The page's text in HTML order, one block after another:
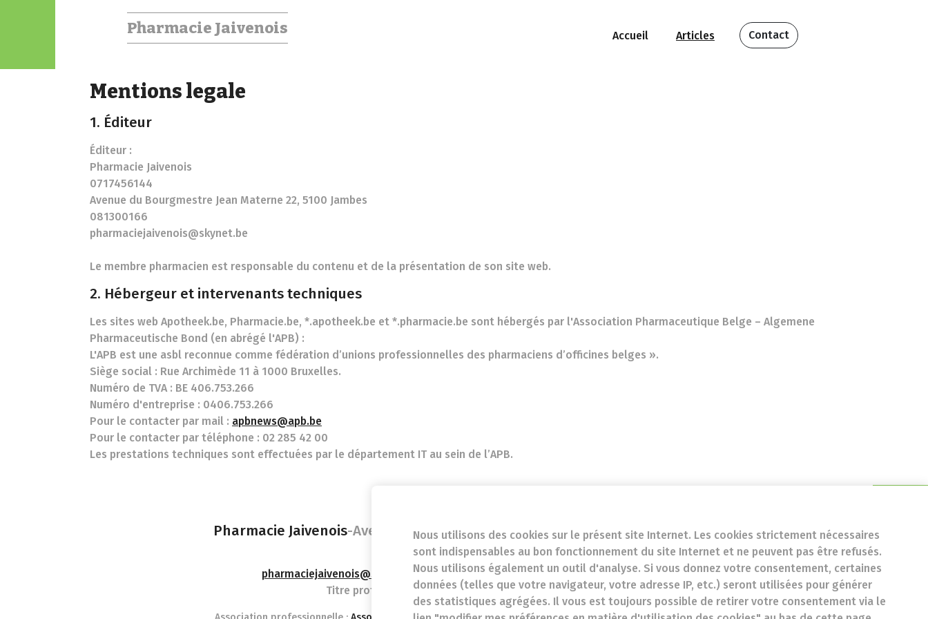
Pharmacie Jaivenois Accueil Articles Contact
Mentions legale
1. Éditeur
Éditeur :
Pharmacie Jaivenois
0717456144
Avenue du Bourgmestre Jean Materne 22, 5100 Jambes
081300166
pharmaciejaivenois@skynet.be
Le membre pharmacien est responsable du contenu et de la présentation de son site web.
2. Hébergeur et intervenants techniques
Les sites web Apotheek.be, Pharmacie.be, *.apotheek.be et *.pharmacie.be sont hébergés par l'Association Pharmaceutique Belge – Algemene
Pharmaceutische Bond (en abrégé l'APB) :
L'APB est une asbl reconnue comme fédération d’unions professionnelles des pharmaciens d’officines belges ».
Siège social : Rue Archimède 11 à 1000 Bruxelles.
Numéro de TVA : BE 406.753.266
Numéro d'entreprise : 0406.753.266
Pour le contacter par mail : apbnews@apb.be
Pour le contacter par téléphone : 02 285 42 00
Les prestations techniques sont effectuées par le département IT au sein de l’APB.
Pharmacie Jaivenois-Avenue du Bourgmestre Jean Materne 22, 5100 Jambes
pharmaciejaivenois@skynet.be - Numéro d'entreprise (N° TVA) (BE)0717456144
Titre professionnel : Pharmacien exerçant en Belgique
Nous utilisons des cookies sur le présent site Internet. Les cookies strictement nécessaires
sont indispensables au bon fonctionnement du site Internet et ne peuvent pas être refusés.
Nous utilisons également un outil d'analyse. Si vous donnez votre consentement, certaines
données (telles que votre navigateur, votre adresse IP, etc.) seront utilisées pour générer
des statistiques agrégées. Il vous est toujours possible de retirer votre consentement via le